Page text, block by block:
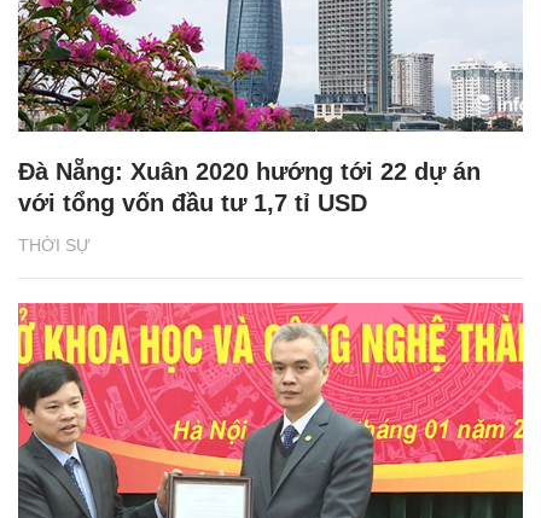
THỜI SỰ
Đà Nẵng: Xuân 2020 hướng tới 22 dự án
với tổng vốn đầu tư 1,7 tỉ USD